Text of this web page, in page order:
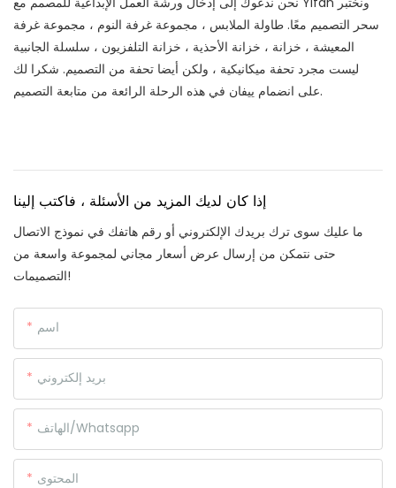
سحر التصميم معًا. طاولة الملابس ، مجموعة غرفة النوم ، مجموعة غرفة
المعيشة ، خزانة ، خزانة الأحذية ، خزانة التلفزيون ، سلسلة الجانبية
ليست مجرد تحفة ميكانيكية ، ولكن أيضا تحفة من التصميم. شكرا لك
على انضمام ييفان في هذه الرحلة الرائعة من متابعة التصميم.
إذا كان لديك المزيد من الأسئلة ، فاكتب إلينا
ما عليك سوى ترك بريدك الإلكتروني أو رقم هاتفك في نموذج الاتصال
حتى نتمكن من إرسال عرض أسعار مجاني لمجموعة واسعة من
التصميمات!
اسم
بريد إلكتروني
الهاتف/whatsapp
المحتوى